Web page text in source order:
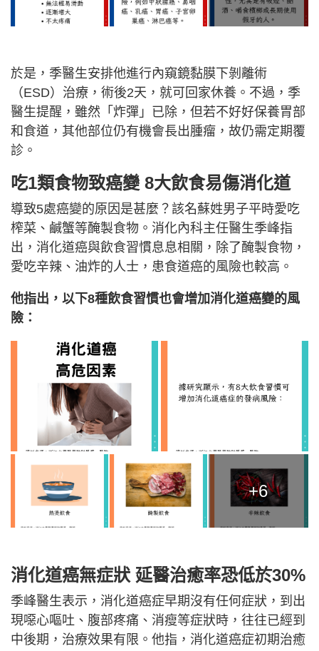
於是，季醫生安排他進行內窺鏡黏膜下剝離術
（ESD）治療，術後2天，就可回家休養。不過，季
醫生提醒，雖然「炸彈」已除，但若不好好保養胃部
和食道，其他部位仍有機會長出腫瘤，故仍需定期覆
診。
吃1類食物致癌變 8大飲食易傷消化道
導致5處癌變的原因是甚麼？該名蘇姓男子平時愛吃
榨菜、鹹蟹等醃製食物。消化內科主任醫生季峰指
出，消化道癌與飲食習慣息息相關，除了醃製食物，
愛吃辛辣、油炸的人士，患食道癌的風險也較高。
他指出，以下8種飲食習慣也會增加消化道癌變的風
險：
+6
消化道癌無症狀 延醫治癒率恐低於30%
季峰醫生表示，消化道癌症早期沒有任何症狀，到出
現噁心嘔吐、腹部疼痛、消瘦等症狀時，往往已經到
中後期，治療效果有限。他指，消化道癌症初期治癒